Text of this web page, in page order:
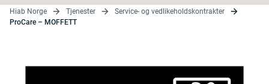
Hiab Norge Tjenester
Service- og vedlikeholdskontrakter
ProCare – MOFFETT